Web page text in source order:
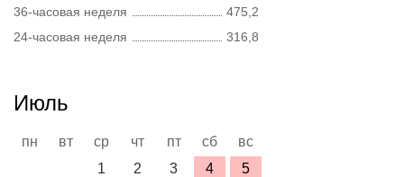
36-часовая неделя
475,2
24-часовая неделя
316,8
Июль
пн вт ср чт пт сб
вс
1
2 3 4
5